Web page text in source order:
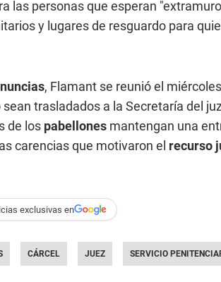
las personas que esperan
y lugares de resguardo para
, Flamant se reunió el
trasladados a la Secretaría del
de los pabellones mantengan una
carencias que motivaron el recurso
exclusivas en
CÁRCEL JUEZ SERVICIO